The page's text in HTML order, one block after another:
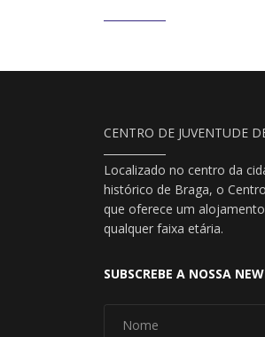
CENTRO DE JUVENTUDE
Localizado no centro da
histórico de Braga, o
que oferece um
qualquer faixa etária.
SUBSCREBE A NOSSA